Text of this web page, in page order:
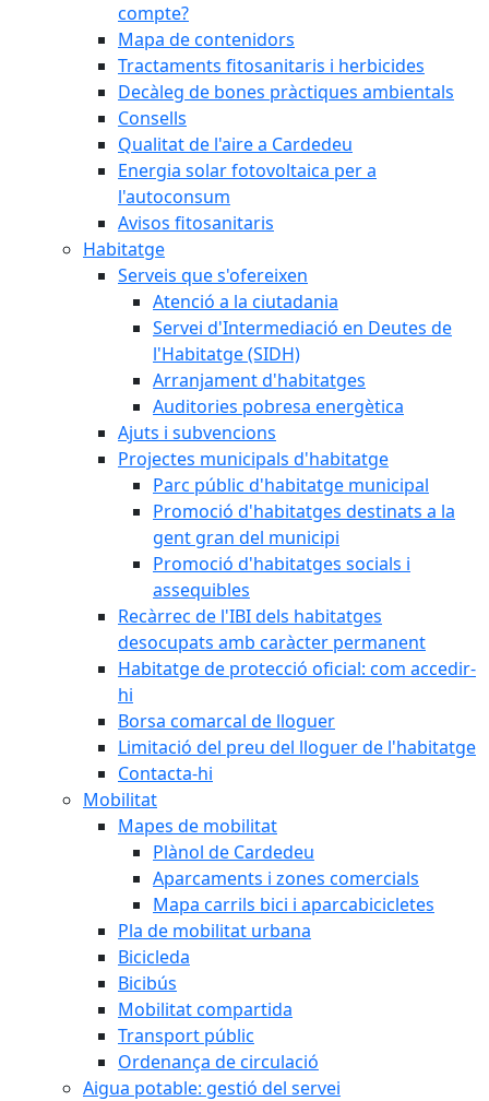
compte?
Mapa de contenidors
Tractaments fitosanitaris i herbicides
Decàleg de bones pràctiques ambientals
Consells
Qualitat de l'aire a Cardedeu
Energia solar fotovoltaica per a
l'autoconsum
Avisos fitosanitaris
Habitatge
Serveis que s'ofereixen
Atenció a la ciutadania
Servei d'Intermediació en Deutes de
l'Habitatge (SIDH)
Arranjament d'habitatges
Auditories pobresa energètica
Ajuts i subvencions
Projectes municipals d'habitatge
Parc públic d'habitatge municipal
Promoció d'habitatges destinats a la
gent gran del municipi
Promoció d'habitatges socials i
assequibles
Recàrrec de l'IBI dels habitatges
desocupats amb caràcter permanent
Habitatge de protecció oficial: com accedir-
hi
Borsa comarcal de lloguer
Limitació del preu del lloguer de l'habitatge
Contacta-hi
Mobilitat
Mapes de mobilitat
Plànol de Cardedeu
Aparcaments i zones comercials
Mapa carrils bici i aparcabicicletes
Pla de mobilitat urbana
Bicicleda
Bicibús
Mobilitat compartida
Transport públic
Ordenança de circulació
Aigua potable: gestió del servei